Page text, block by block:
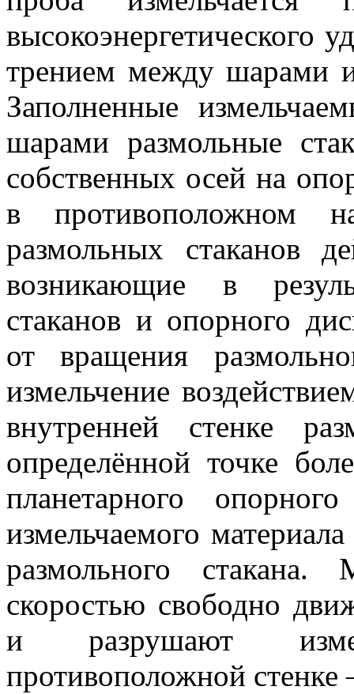
высокоэнергетического
трением между шарами и
Заполненные
шарами размольные
собственных осей на
в противоположном
размольных стаканов
возникающие в
стаканов и опорного
от вращения
измельчение
внутренней стенке
определённой точке
планетарного
измельчаемого
размольного
скоростью свободно
и разрушают
противоположной